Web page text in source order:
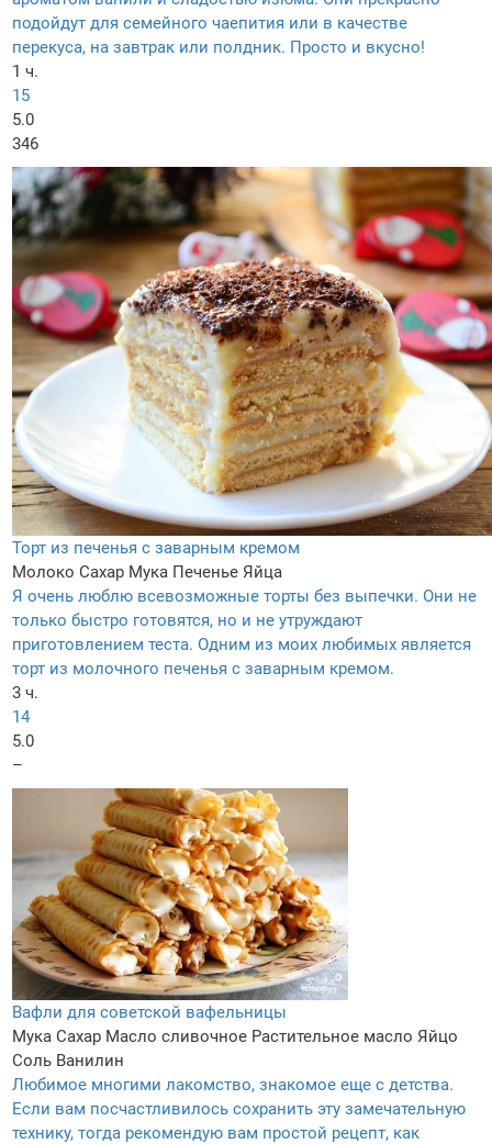
подойдут для семейного чаепития или в качестве
перекуса, на завтрак или полдник. Просто и вкусно!
1 ч.
15
5.0
346
Торт из печенья с заварным кремом
Молоко Сахар Мука Печенье Яйца
Я очень люблю всевозможные торты без выпечки. Они не
только быстро готовятся, но и не утруждают
приготовлением теста. Одним из моих любимых является
торт из молочного печенья с заварным кремом.
3 ч.
14
5.0
–
Вафли для советской вафельницы
Мука Сахар Масло сливочное Растительное масло Яйцо
Соль Ванилин
Любимое многими лакомство, знакомое еще с детства.
Если вам посчастливилось сохранить эту замечательную
технику, тогда рекомендую вам простой рецепт, как